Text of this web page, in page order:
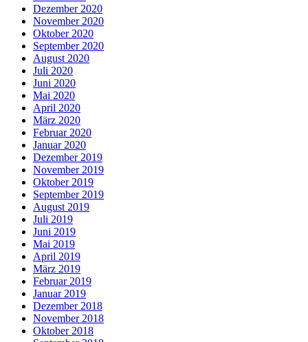
Dezember 2020
November 2020
Oktober 2020
September 2020
August 2020
Juli 2020
Juni 2020
Mai 2020
April 2020
März 2020
Februar 2020
Januar 2020
Dezember 2019
November 2019
Oktober 2019
September 2019
August 2019
Juli 2019
Juni 2019
Mai 2019
April 2019
März 2019
Februar 2019
Januar 2019
Dezember 2018
November 2018
Oktober 2018